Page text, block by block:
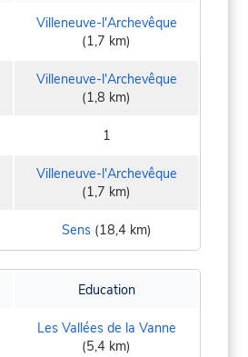
Villeneuve-l'Archevêque
(1,7 km)
Villeneuve-l'Archevêque
(1,8 km)
1
Villeneuve-l'Archevêque
(1,7 km)
Sens(18,4 km)
Education
Les Vallées de la Vanne
(5,4 km)